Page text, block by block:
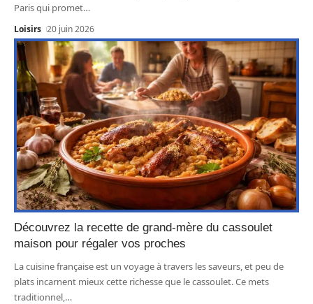
Paris qui promet…
Loisirs 20 juin 2026
Découvrez la recette de grand-mère du cassoulet
maison pour régaler vos proches
La cuisine française est un voyage à travers les saveurs, et peu de
plats incarnent mieux cette richesse que le cassoulet. Ce mets
traditionnel,…